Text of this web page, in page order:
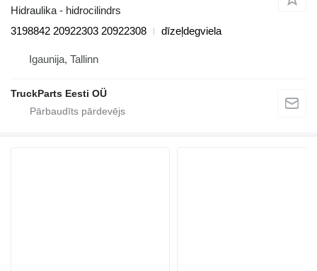
Hidraulika - hidrocilindrs
3198842 20922303 20922308
dīzeļdegviela
Igaunija, Tallinn
TruckParts Eesti OÜ